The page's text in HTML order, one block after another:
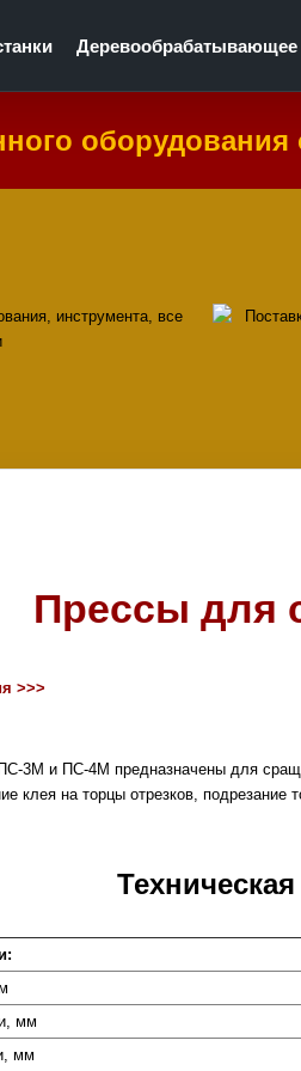
Прессы для
>>>
3М и ПС-4М предназначены для
клея на торцы отрезков, подрезание
мм
мм